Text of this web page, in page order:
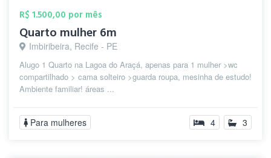
R$ 1.500,00 por mês
Quarto mulher 6m
Imbiribeira, Recife - PE
Alugo 1 Quarto na Lagoa do Araçá, apenas para 1 mulher >wc
compartilhado > cama solteiro >guarda roupa, mesinha de estudo!
Ambiente familiar! áreas ...
Para mulheres 4 3